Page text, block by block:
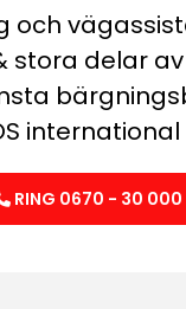
och
stora delar
RING 0670 - 30 000